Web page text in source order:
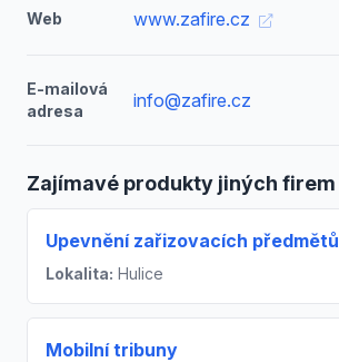
Web www.zafire.cz
E-mailová
adresa
info@zafire.cz
Zajímavé produkty jiných firem
Upevnění zařizovacích předmětů
Lokalita: Hulice
Mobilní tribuny